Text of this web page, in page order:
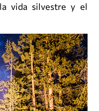
vida silvestre y el